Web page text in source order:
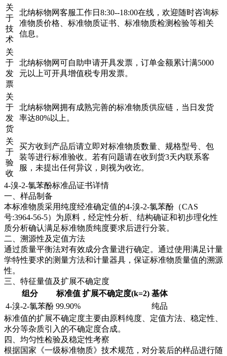
关
于
技
术
北纳标物网客服工作日8:30--18:00在线，欢迎随时咨询标
准物质价格、标准物质证书、标准物质检测检验等相关
信息。
关
于
发
票
北纳标物网可自助申请开具发票，订单金额累计满5000
元以上可开具增值税专用发票。
关
于
发
货
北纳标物网拥有成熟完善的标准物质供应链，当日发货
率达80%以上。
关
于
验
收
买方收到产品后请立即对标准物质数量、规格型号、包
装等进行标准验收。若有问题请在收到货3天内联系客
服，未提出任何异议，则视为收讫。
4-溴-2-氯苯酚标准品证书详情
一、样品制备
本标准物质采用纯度经准确定值的4-溴-2-氯苯酚（CAS
号:3964-56-5）为原料，经定性分析、结构确证和初步理化性
质分析确认满足标准物质纯度要求后进行分装。
二、溯源性及定值方法
通过质量平衡法对有效成分含量进行确定。通过使用满足计量
学特性要求的测量方法和计量器具，保证标准物质量值的溯源
性。
三、特征量值及扩展不确定度
组分
标准值 扩展不确定度(k=2) 基体
4-溴-2-氯苯酚 99.90%
纯品
标准值的扩展不确定度主要由原料纯度、定值方法、稳定性、
水分等杂质引入的不确定度合成。
四、均匀性检验及稳定性考察
根据国家《一级标准物质》技术规范，对分装后的样品进行随